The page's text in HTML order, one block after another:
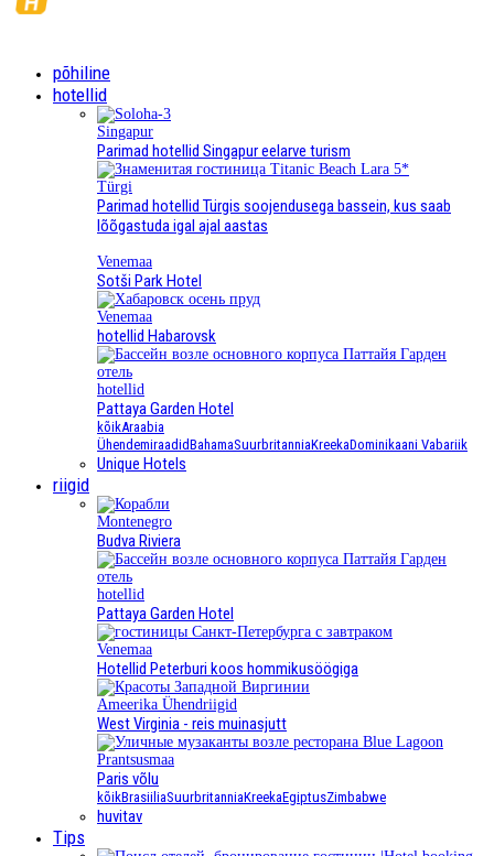
põhiline
hotellid
Singapur
Parimad hotellid Singapur eelarve turism
Türgi
Parimad hotellid Türgis soojendusega bassein, kus saab
lõõgastuda igal ajal aastas
Venemaa
Sotši Park Hotel
Venemaa
hotellid Habarovsk
hotellid
Pattaya Garden Hotel
kõikAraabia
ÜhendemiraadidBahamaSuurbritanniaKreekaDominikaani Vabariik
Unique Hotels
riigid
Montenegro
Budva Riviera
hotellid
Pattaya Garden Hotel
Venemaa
Hotellid Peterburi koos hommikusöögiga
Ameerika Ühendriigid
West Virginia - reis muinasjutt
Prantsusmaa
Paris võlu
kõikBrasiiliaSuurbritanniaKreekaEgiptusZimbabwe
huvitav
Tips